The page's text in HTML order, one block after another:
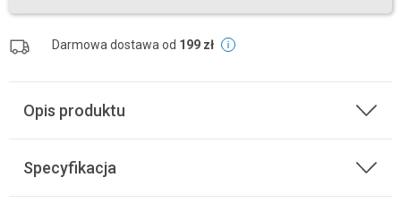
Darmowa dostawa od 199 zł
Opis produktu
Specyfikacja